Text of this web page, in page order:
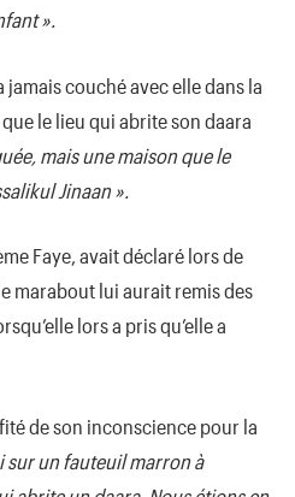
».
jamais couché avec elle dans la
le lieu qui abrite son daara
mais une maison que le
Jinaan ».
Faye, avait déclaré lors de
marabout lui aurait remis des
lors a pris qu’elle a
de son inconscience pour la
sur un fauteuil marron à